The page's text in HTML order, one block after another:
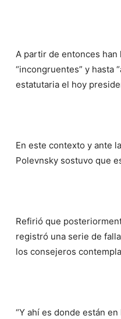
A partir de entonces han
“incongruentes” y hasta
estatutaria el hoy
En este contexto y ante
Polevnsky sostuvo que
Refirió que
registró una serie de
los consejeros
“Y ahí es donde están